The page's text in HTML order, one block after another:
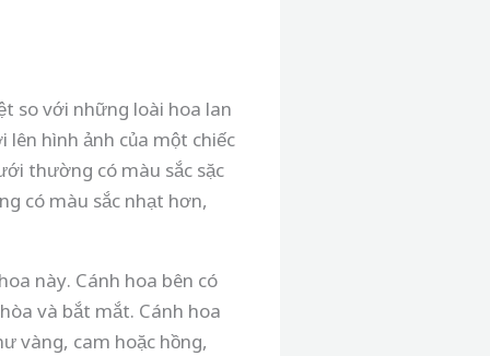
so với những loài hoa lan
hình ảnh của một chiếc
thường có màu sắc sặc
có màu sắc nhạt hơn,
này. Cánh hoa bên có
và bắt mắt. Cánh hoa
vàng, cam hoặc hồng,